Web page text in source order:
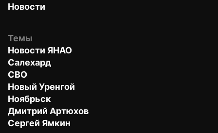
Новости
Темы
Новости ЯНАО
Салехард
СВО
Новый Уренгой
Ноябрьск
Дмитрий Артюхов
Сергей Ямкин